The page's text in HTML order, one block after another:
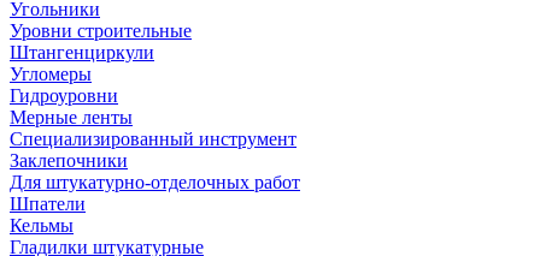
Угольники
Уровни строительные
Штангенциркули
Угломеры
Гидроуровни
Мерные ленты
Специализированный инструмент
Заклепочники
Для штукатурно-отделочных работ
Шпатели
Кельмы
Гладилки штукатурные